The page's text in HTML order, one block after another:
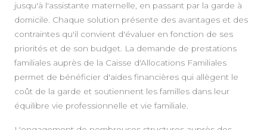
jusqu'à l'assistante maternelle, en passant par la garde à
domicile. Chaque solution présente des avantages et des
contraintes qu'il convient d'évaluer en fonction de ses
priorités et de son budget. La demande de prestations
familiales auprès de la Caisse d'Allocations Familiales
permet de bénéficier d'aides financières qui allègent le
coût de la garde et soutiennent les familles dans leur
équilibre vie professionnelle et vie familiale.